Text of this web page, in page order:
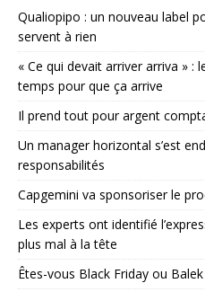
Qualiopipo : un nouveau label
servent à rien
« Ce qui devait arriver arriva » :
temps pour que ça arrive
Il prend tout pour argent
Un manager horizontal s’est
responsabilités
Capgemini va sponsoriser le
Les experts ont identifié
plus mal à la tête
Êtes-vous Black Friday ou